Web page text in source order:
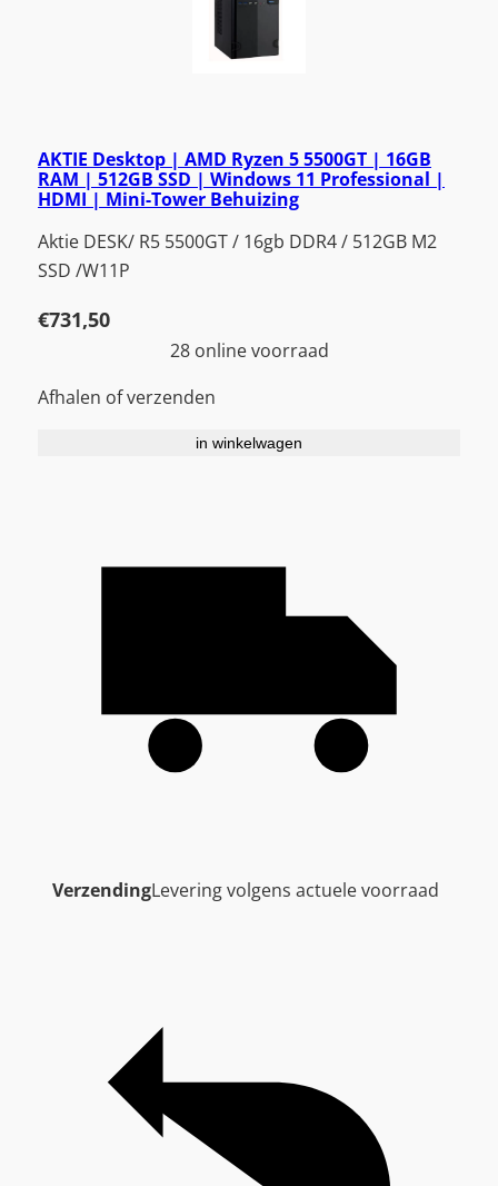
AKTIE Desktop | AMD Ryzen 5 5500GT | 16GB
RAM | 512GB SSD | Windows 11 Professional |
HDMI | Mini-Tower Behuizing
Aktie DESK/ R5 5500GT / 16gb DDR4 / 512GB M2
SSD /W11P
€731,50
28 online voorraad
Afhalen of verzenden
in winkelwagen
VerzendingLevering volgens actuele voorraad